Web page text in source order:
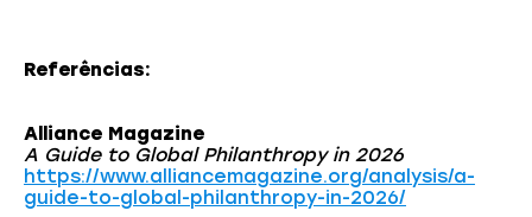
Referências:
Alliance Magazine
A Guide to Global Philanthropy in 2026
https://www.alliancemagazine.org/analysis/a-
guide-to-global-philanthropy-in-2026/